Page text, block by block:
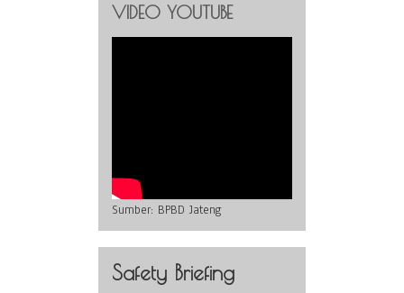
VIDEO YOUTUBE
Sumber: BPBD Jateng
Safety Briefing